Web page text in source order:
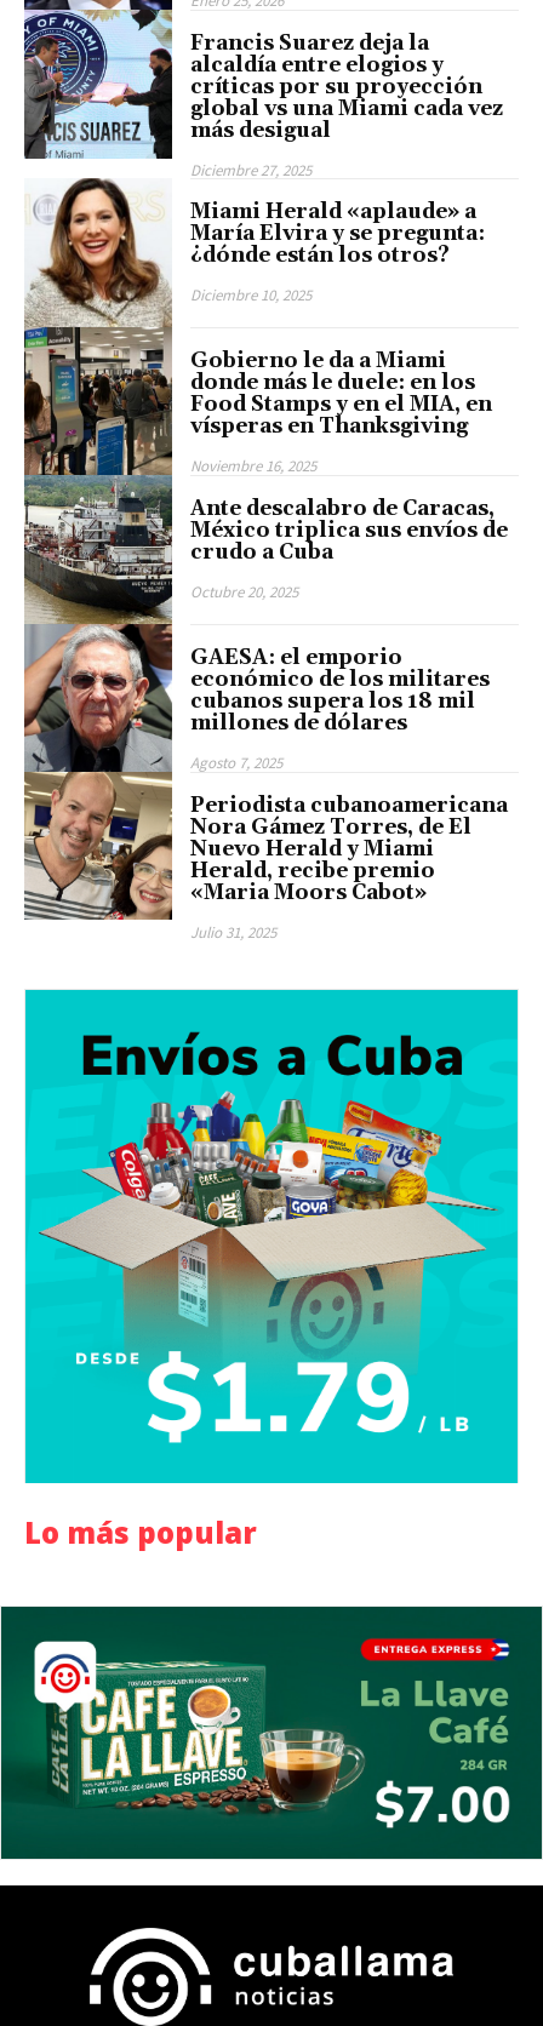
Francis Suarez deja la
alcaldía entre elogios y
críticas por su proyección
global vs una Miami cada vez
más desigual
Diciembre 27, 2025
Miami Herald «aplaude» a
María Elvira y se pregunta:
¿dónde están los otros?
Diciembre 10, 2025
Gobierno le da a Miami
donde más le duele: en los
Food Stamps y en el MIA, en
vísperas en Thanksgiving
Noviembre 16, 2025
Ante descalabro de Caracas,
México triplica sus envíos de
crudo a Cuba
Octubre 20, 2025
GAESA: el emporio
económico de los militares
cubanos supera los 18 mil
millones de dólares
Agosto 7, 2025
Periodista cubanoamericana
Nora Gámez Torres, de El
Nuevo Herald y Miami
Herald, recibe premio
«Maria Moors Cabot»
Julio 31, 2025
Lo más popular